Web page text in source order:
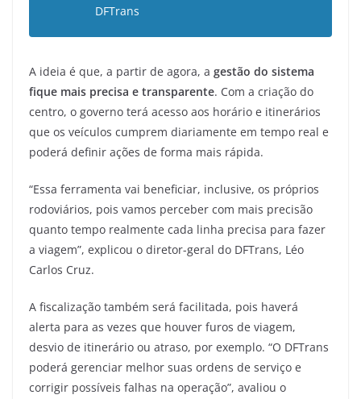
DFTrans
A ideia é que, a partir de agora, a gestão do sistema
fique mais precisa e transparente. Com a criação do
centro, o governo terá acesso aos horário e itinerários
que os veículos cumprem diariamente em tempo real e
poderá definir ações de forma mais rápida.
“Essa ferramenta vai beneficiar, inclusive, os próprios
rodoviários, pois vamos perceber com mais precisão
quanto tempo realmente cada linha precisa para fazer
a viagem”, explicou o diretor-geral do DFTrans, Léo
Carlos Cruz.
A fiscalização também será facilitada, pois haverá
alerta para as vezes que houver furos de viagem,
desvio de itinerário ou atraso, por exemplo. “O DFTrans
poderá gerenciar melhor suas ordens de serviço e
corrigir possíveis falhas na operação”, avaliou o